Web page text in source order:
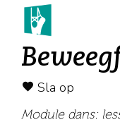
Sla op
Module dans: